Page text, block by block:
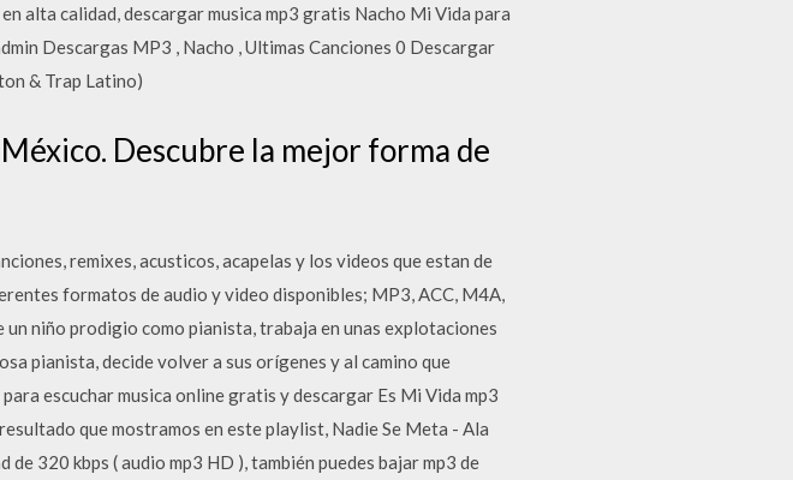
alta calidad, descargar musica mp3 gratis Nacho Mi Vida para
Descargas MP3 , Nacho , Ultimas Canciones 0 Descargar
& Trap Latino)
Descubre la mejor forma de
remixes, acusticos, acapelas y los videos que estan de
formatos de audio y video disponibles; MP3, ACC, M4A,
niño prodigio como pianista, trabaja en unas explotaciones
pianista, decide volver a sus orígenes y al camino que
escuchar musica online gratis y descargar Es Mi Vida mp3
que mostramos en este playlist, Nadie Se Meta - Ala
320 kbps ( audio mp3 HD ), también puedes bajar mp3 de